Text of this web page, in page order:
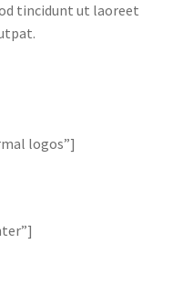
tincidunt ut laoreet
logos”]